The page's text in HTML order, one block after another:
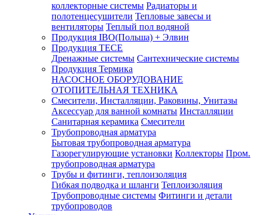
коллекторные системы Радиаторы и
полотенцесушители Тепловые завесы и
вентиляторы Теплый пол водяной
Продукция IBO(Польша) + Элвин
Продукция TECE
Дренажные системы Сантехнические системы
Продукция Термика
НАСОСНОЕ ОБОРУДОВАНИЕ
ОТОПИТЕЛЬНАЯ ТЕХНИКА
Смесители, Инсталляции, Раковины, Унитазы
Аксессуар для ванной комнаты Инсталляции
Санитарная керамика Смесители
Трубопроводная арматура
Бытовая трубопроводная арматура
Газорегулирующие установки Коллекторы Пром.
трубопроводная арматура
Трубы и фитинги, теплоизоляция
Гибкая подводка и шланги Теплоизоляция
Трубопроводные системы Фитинги и детали
трубопроводов